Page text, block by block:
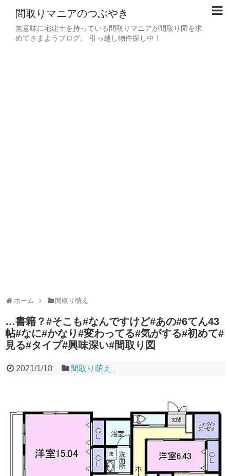
間取りマニアのつぶやき
無意味に宅建士を持っている間取りマニアが間取り図を求
めてさまようブログ。 引っ越し物件探し中！
ホーム 間取り萌え
…書籍？#そこも#なんですけど#あの#6てん43
帖#なに#かなり#変わってる#気がする#初めて#
見る#タイプ#興味深い#間取り図
2021/1/18 間取り萌え